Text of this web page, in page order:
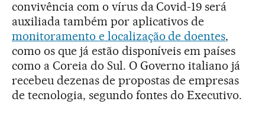
convivência com o vírus da Covid-19 será
auxiliada também por aplicativos de
monitoramento e localização de doentes,
como os que já estão disponíveis em países
como a Coreia do Sul. O Governo italiano já
recebeu dezenas de propostas de empresas
de tecnologia, segundo fontes do Executivo.